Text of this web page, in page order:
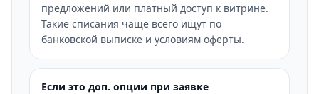
предложений или платный доступ к витрине.
Такие списания чаще всего ищут по
банковской выписке и условиям оферты.
Если это доп. опции при заявке